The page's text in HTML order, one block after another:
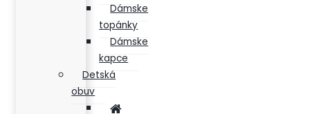
Dámske
topánky
Dámske
kapce
Detská
obuv